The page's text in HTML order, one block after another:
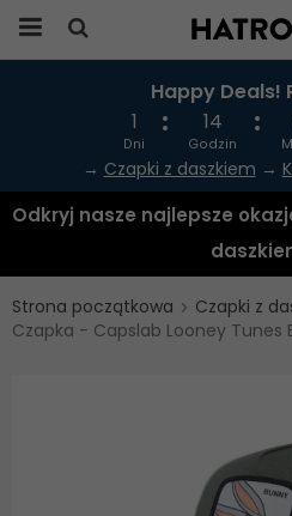
Produkten har blivit
Happy Deals!
1
Dni
14
Godzin
→ Czapki z daszkiem →
Odkryj nasze najlepsze
Strona początkowa
Czapki z
Czapka - Capslab Looney Tunes